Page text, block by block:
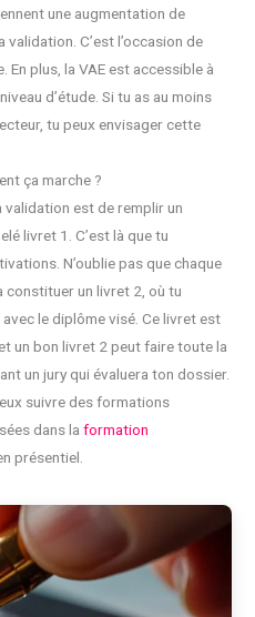
une augmentation de
C’est l’occasion de
En plus, la VAE est accessible à
d’étude. Si tu as au moins
tu peux envisager cette
ça marche ?
est de remplir un
livret 1. C’est là que tu
N’oublie pas que chaque
constituer un livret 2, où tu
le diplôme visé. Ce livret est
un bon livret 2 peut faire toute la
un jury qui évaluera ton dossier.
suivre des formations
dans laformation
présentiel.